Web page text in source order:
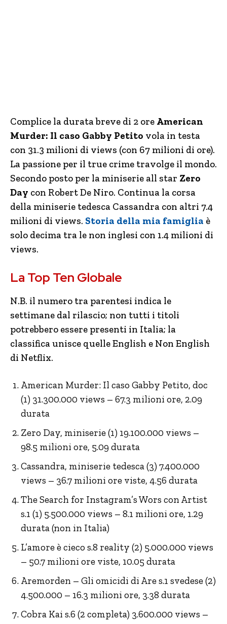
Complice la durata breve di 2 ore American
Murder: Il caso Gabby Petito vola in testa
con 31.3 milioni di views (con 67 milioni di ore).
La passione per il true crime travolge il mondo.
Secondo posto per la miniserie all star Zero
Day con Robert De Niro. Continua la corsa
della miniserie tedesca Cassandra con altri 7.4
milioni di views. Storia della mia famiglia è
solo decima tra le non inglesi con 1.4 milioni di
views.
La Top Ten Globale
N.B. il numero tra parentesi indica le
settimane dal rilascio; non tutti i titoli
potrebbero essere presenti in Italia; la
classifica unisce quelle English e Non English
di Netflix.
American Murder: Il caso Gabby Petito, doc
(1) 31.300.000 views – 67.3 milioni ore, 2.09
durata
Zero Day, miniserie (1) 19.100.000 views –
98.5 milioni ore, 5.09 durata
Cassandra, miniserie tedesca (3) 7.400.000
views – 36.7 milioni ore viste, 4.56 durata
The Search for Instagram’s Wors con Artist
s.1 (1) 5.500.000 views – 8.1 milioni ore, 1.29
durata (non in Italia)
L’amore è cieco s.8 reality (2) 5.000.000 views
– 50.7 milioni ore viste, 10.05 durata
Aremorden – Gli omicidi di Are s.1 svedese (2)
4.500.000 – 16.3 milioni ore, 3.38 durata
Cobra Kai s.6 (2 completa) 3.600.000 views –